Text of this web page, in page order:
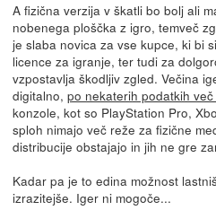
A fizična verzija v škatli bo bolj ali
nobenega ploščka z igro, temveč
je slaba novica za vse kupce, ki bi
licence za igranje, ter tudi za
vzpostavlja škodljiv zgled. Večina
digitalno, po nekaterih podatkih
konzole, kot so PlayStation Pro,
sploh nimajo več reže za fizične
distribucije obstajajo in jih ne gre
Kadar pa je to edina možnost
izrazitejše. Iger ni mogoče...